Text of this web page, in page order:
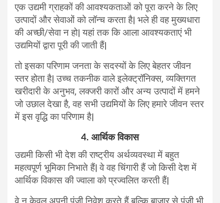
एक उद्यमी ग्राहकों की आवश्यकताओं को पूरा करने के लिए
उत्पादों और सेवाओं को लॉन्च करता है| भले ही वह मुख्यधारा
की अच्छी/सेवा न हो| यहां तक ​​कि आला आवश्यकताएं भी
उद्यमियों द्वारा पूरी की जाती हैं|
तो इसका परिणाम जनता के सदस्यों के लिए बेहतर जीवन
स्तर होता है| उच्च तकनीक वाले इलेक्ट्रॉनिक्स, व्यक्तिगत
खरीदारी के अनुभव, लक्जरी कारों और अन्य उत्पादों में हमने
जो उछाल देखा है, वह सभी उद्यमियों के लिए हमारे जीवन स्तर
में इस वृद्धि का परिणाम है|
4. आर्थिक विकास
उद्यमी किसी भी देश की राष्ट्रीय अर्थव्यवस्था में बहुत
महत्वपूर्ण भूमिका निभाते हैं| वे वह चिंगारी हैं जो किसी देश में
आर्थिक विकास की ज्वाला को प्रज्वलित करती हैं|